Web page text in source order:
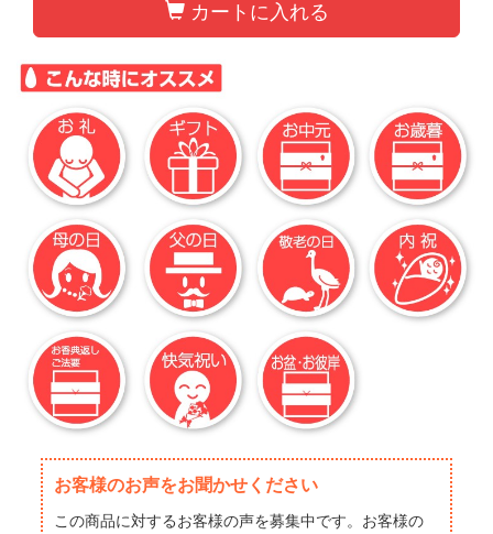
カートに入れる
お客様のお声をお聞かせください
この商品に対するお客様の声を募集中です。お客様の